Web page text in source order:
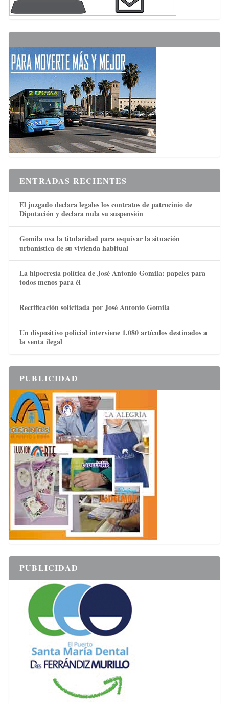
ENTRADAS RECIENTES
El juzgado declara legales los contratos de patrocinio de
Diputación y declara nula su suspensión
Gomila usa la titularidad para esquivar la situación
urbanística de su vivienda habitual
La hipocresía política de José Antonio Gomila: papeles para
todos menos para él
Rectificación solicitada por José Antonio Gomila
Un dispositivo policial interviene 1.080 artículos destinados a
la venta ilegal
PUBLICIDAD
PUBLICIDAD